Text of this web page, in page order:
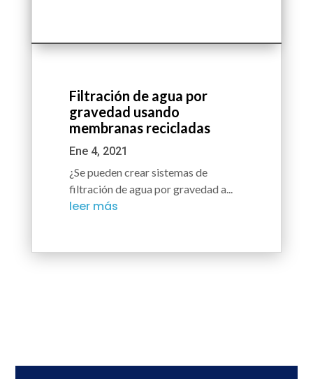
Filtración de agua por
gravedad usando
membranas recicladas
Ene 4, 2021
¿Se pueden crear sistemas de
filtración de agua por gravedad a...
leer más